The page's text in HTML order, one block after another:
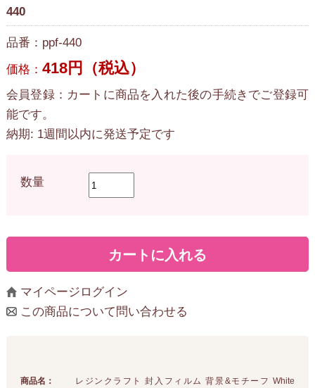
440
品番：ppf-440
価格： 418円（税込）
会員登録：カートに商品を入れた後の手続きでご登録可
能です。
納期: 1週間以内に発送予定です
数量
マイページログイン
この商品について問い合わせる
商品名：
レジンクラフト 封入フィルム 背景&モチーフ White